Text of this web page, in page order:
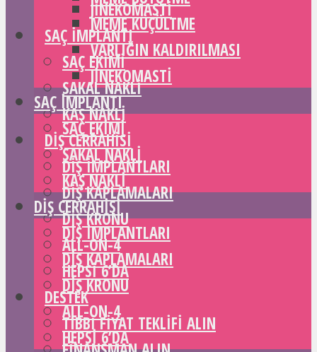
JINEKOMASTI
SAÇ IMPLANTI
SAÇ EKIMI
SAKAL NAKLI
KAŞ NAKLI
DIŞ CERRAHISI
DIŞ IMPLANTLARI
DIŞ KAPLAMALARI
DIŞ KRONU
ALL-ON-4
HEPSI 6’DA
DESTEK
TIBBI FIYAT TEKLIFI ALIN
MEME KÜÇÜLTME
VARLIĞIN KALDIRILMASI
JINEKOMASTI
SAÇ IMPLANTI
SAÇ EKIMI
SAKAL NAKLI
KAŞ NAKLI
DIŞ CERRAHISI
DIŞ IMPLANTLARI
DIŞ KAPLAMALARI
DIŞ KRONU
ALL-ON-4
HEPSI 6’DA